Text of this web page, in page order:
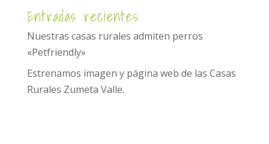
Entradas recientes
Nuestras casas rurales admiten perros
«Petfriendly»
Estrenamos imagen y página web de las Casas
Rurales Zumeta Valle.